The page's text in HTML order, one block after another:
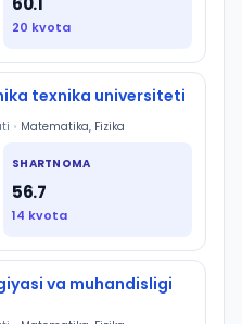
20 kvota
texnika universiteti
• Matematika, Fizika
SHARTNOMA
56.7
14 kvota
va muhandisligi